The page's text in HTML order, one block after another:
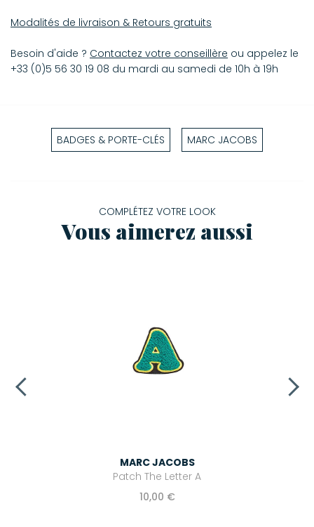
Modalités de livraison & Retours gratuits
Besoin d'aide ? Contactez votre conseillère ou appelez le
+33 (0)5 56 30 19 08 du mardi au samedi de 10h à 19h
BADGES & PORTE-CLÉS MARC JACOBS
COMPLÉTEZ VOTRE LOOK
Vous aimerez aussi
MARC JACOBS
Patch The Letter A
10,00 €